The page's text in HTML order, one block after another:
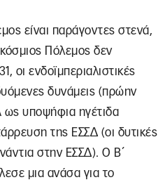
είναι παράγοντες στενά,
Πόλεμος δεν
οι ενδοϊμπεριαλιστικές
δυνάμεις (πρώην
υποψήφια ηγέτιδα
της ΕΣΣΔ (οι δυτικές
στην ΕΣΣΔ). Ο Β΄
μια ανάσα για το